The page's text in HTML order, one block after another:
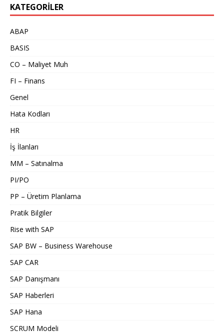
KATEGORILER
ABAP
BASIS
CO – Maliyet Muh
FI – Finans
Genel
Hata Kodları
HR
İş İlanları
MM – Satınalma
PI/PO
PP – Üretim Planlama
Pratik Bilgiler
Rise with SAP
SAP BW – Business Warehouse
SAP CAR
SAP Danışmanı
SAP Haberleri
SAP Hana
SCRUM Modeli